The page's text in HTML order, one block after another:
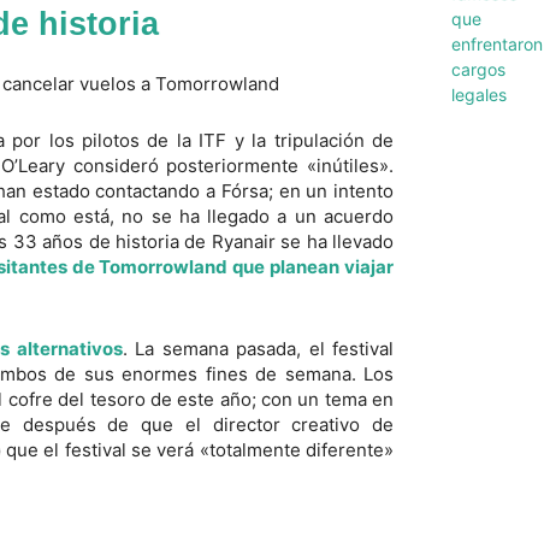
historia
por los pilotos de la ITF y la tripulación de
consideró posteriormente «inútiles».
estado contactando a Fórsa; en un intento
como está, no se ha llegado a un acuerdo
años de historia de Ryanair se ha llevado
de Tomorrowland que planean viajar
alternativos. La semana pasada, el festival
de sus enormes fines de semana. Los
del tesoro de este año; con un tema en
después de que el director creativo de
el festival se verá «totalmente diferente»